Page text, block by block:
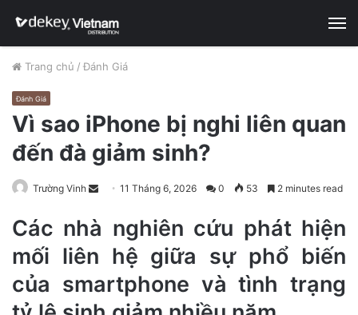
Trang chủ / Đánh Giá
Đánh Giá
Vì sao iPhone bị nghi liên quan
đến đà giảm sinh?
Trường Vinh
n
n
11 Tháng 6, 2026 0 53 2 minutes read
Các nhà nghiên cứu phát hiện
mối liên hệ giữa sự phổ biến
của smartphone và tình trạng